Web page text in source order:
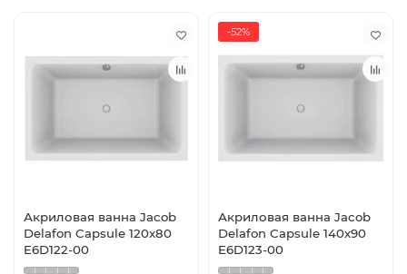
Акриловая ванна Jacob
Delafon Capsule 120x80
E6D122-00
-52%
Акриловая ванна Jacob
Delafon Capsule 140х90
E6D123-00